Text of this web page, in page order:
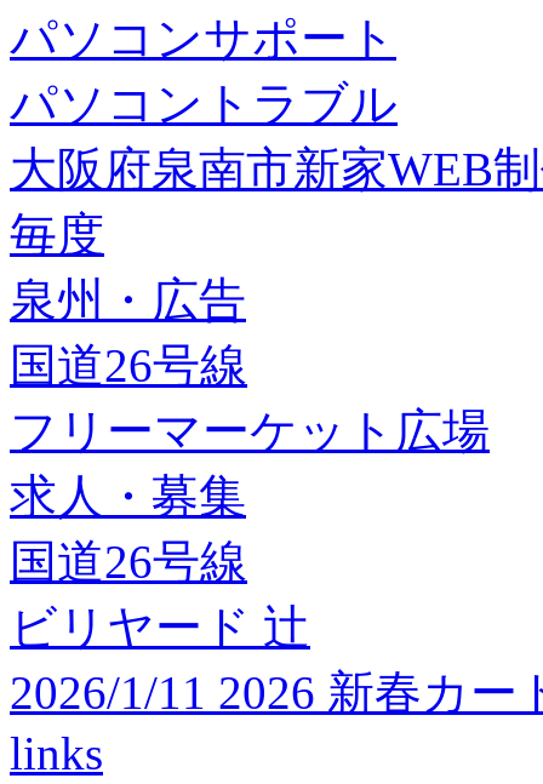
パソコンサポート
パソコントラブル
大阪府泉南市新家WEB
毎度
泉州・広告
国道26号線
フリーマーケット広場
求人・募集
国道26号線
ビリヤード 辻
2026/1/11 2026 新春カ
links